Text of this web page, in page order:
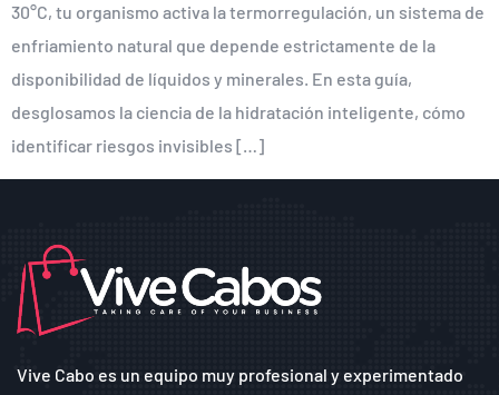
30°C, tu organismo activa la termorregulación, un sistema de
enfriamiento natural que depende estrictamente de la
disponibilidad de líquidos y minerales. En esta guía,
desglosamos la ciencia de la hidratación inteligente, cómo
identificar riesgos invisibles […]
Vive Cabo es un equipo muy profesional y experimentado